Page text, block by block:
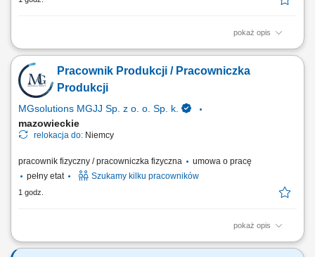
pokaż opis
Czym będziesz się zajmować: Pakowaniem karmy dla zwierząt z
zachowaniem najwyższych standardów; Obsługą nowoczesnych
urządzeń pakujących; Weryfikacją jakości pakowanych produktów, wagi
oraz etykiet; Wprowadzaniem danych produkcyjnych do systemu
komputera; Utrzymywaniem porządku na...
Pracownik Produkcji / Pracowniczka
Produkcji
MGsolutions MGJJ Sp. z o. o. Sp. k.
mazowieckie
relokacja do: Niemcy
pracownik fizyczny / pracowniczka fizyczna
umowa o pracę
pełny etat
Szukamy kilku pracowników
1 godz.
pokaż opis
Zakres zadań: Pakowanie, układanie wyrobów czekoladowych oraz